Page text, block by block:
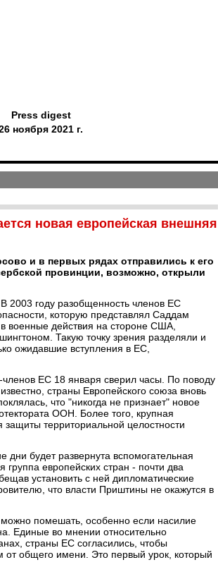
Press digest
ноября 2021 г.
новая европейская внешняя
и в первых рядах отправились к его
провинции, возможно, открыли
2003 году разобщенность членов ЕС
которую представлял Саддам
военные действия на стороне США,
Такую точку зрения разделяли и
ожидавшие вступления в ЕС,
членов ЕС 18 января сверил часы. По поводу
страны Европейского союза вновь
что "никогда не признает" новое
ООН. Более того, крупная
территориальной целостности
будет развернута вспомогательная
европейских стран - почти два
установить с ней дипломатические
что власти Приштины не окажутся в
можно помешать, особенно если насилие
Единые во мнении относительно
страны ЕС согласились, чтобы
от общего имени. Это первый урок, который